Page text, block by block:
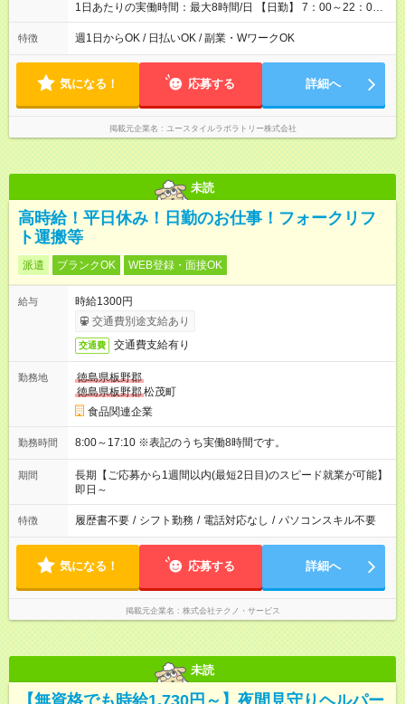
1日あたりの実働時間：最大8時間/日 【日勤】 7：00～22：00
の間で8時間勤務（休憩時間は法定通り） ※週1日～OK ／ 夜勤
なし ＊＊ 勤務時間例 ＊＊ ■8時から17時 ■9時から18時 ■10
定（毎週同じ曜日勤務）
特徴 週1日からOK / 日払いOK / 副業・WワークOK
気になる！ 応募する 詳細へ
掲載元企業名 ユースタイルラボラトリー株式会社
未読
高時給！平日休み！日勤のお仕事！フォークリフ
ト運搬等
派遣 ブランクOK WEB登録・面接OK
給与
時給1300円
交通費別途支給あり
交通費 交通費支給有り
勤務地
徳島県板野郡
徳島県板野郡松茂町
食品関連企業
勤務時間 8:00～17:10 ※表記のうち実働8時間です。
期間
長期【ご応募から1週間以内(最短2日目)のスピード就業が可能】
即日～
特徴 履歴書不要 / シフト勤務 / 電話対応なし / パソコンスキル不要
気になる！ 応募する 詳細へ
掲載元企業名 株式会社テクノ・サービス
未読
【無資格でも時給1,730円～】夜間見守りヘルパー